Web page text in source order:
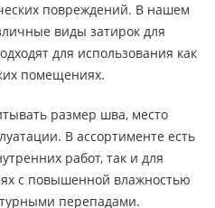
повреждений. В нашем
виды затирок для
для использования как
помещениях.
размер шва, место
В ассортименте есть
работ, так и для
с повышенной влажностью
перепадами.